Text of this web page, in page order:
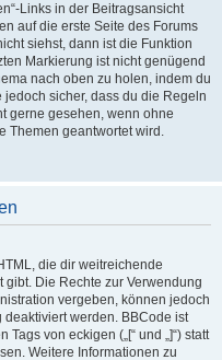
Links in der Beitragsansicht
auf die erste Seite des Forums
siehst, dann ist die Funktion
Markierung ist nicht genügend
nach oben zu holen, indem du
sicher, dass du die Regeln
gerne gesehen, wenn ohne
Themen geantwortet wird.
die dir weitreichende
gibt. Die Rechte zur Verwendung
vergeben, können jedoch
werden. BBCode ist
von eckigen („[“ und „]“) statt
Weitere Informationen zu